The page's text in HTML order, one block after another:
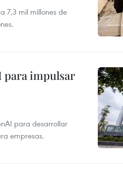
7,3 mil millones de
para impulsar
para desarrollar
empresas.